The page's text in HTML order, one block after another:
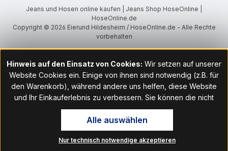
Jeans und Hosen online kaufen | Jeans Shop HoseOnline |
HoseOnline.de
Copyright © 2026 Eierund Hildesheim / HoseOnline.de - Alle Rechte
vorbehalten
Hinweis auf den Einsatz von Cookies: Wir setzen auf unserer
Website Cookies ein. Einige von ihnen sind notwendig (z.B. für
den Warenkorb), während andere uns helfen, diese Website
und Ihr Einkauferlebnis zu verbessern. Sie können die nicht
notwendigen Cookies mit Klick auf „OK“ akzeptieren oder per
Klick auf "Nur technisch notwendige akzeptieren" ablehnen. Den
Zugang zu den Cookie-Einstellungen finden Sie im Fußbereich
unserer Website im Menüpunkt „Informationen“. Dort können Sie
Nur technisch notwendige akzeptieren
Alle auswählen